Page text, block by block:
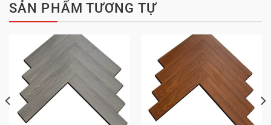
SẢN PHẨM TƯƠNG TỰ